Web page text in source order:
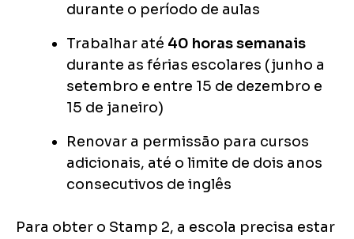
durante o período de aulas
Trabalhar até 40 horas semanais
durante as férias escolares (junho a
setembro e entre 15 de dezembro e
15 de janeiro)
Renovar a permissão para cursos
adicionais, até o limite de dois anos
consecutivos de inglês
Para obter o Stamp 2, a escola precisa estar